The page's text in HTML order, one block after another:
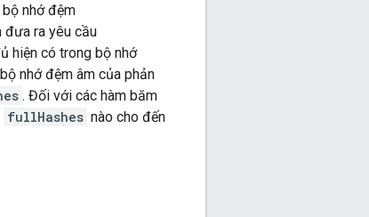
nhớ đệm
đưa ra yêu cầu
hiện có trong bộ nhớ
nhớ đệm âm của phản
. Đối với các hàm băm
fullHashes nào cho đến